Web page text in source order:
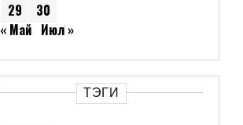
29
30
« Май Июл »
ТЭГИ